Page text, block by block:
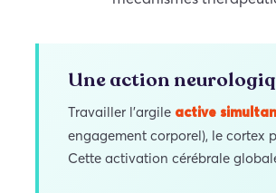
Une action
Travailler l’argile active
engagement corporel), le cortex
Cette activation cérébrale